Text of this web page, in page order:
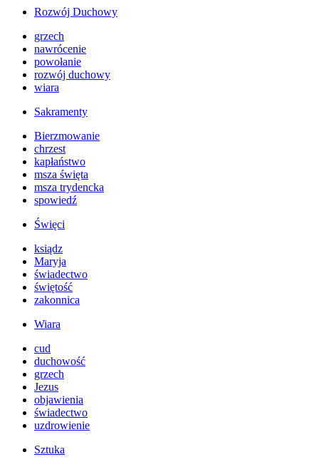
Rozwój Duchowy
grzech
nawrócenie
powołanie
rozwój duchowy
wiara
Sakramenty
Bierzmowanie
chrzest
kapłaństwo
msza święta
msza trydencka
spowiedź
Święci
ksiądz
Maryja
świadectwo
świętość
zakonnica
Wiara
cud
duchowość
grzech
Jezus
objawienia
świadectwo
uzdrowienie
Sztuka